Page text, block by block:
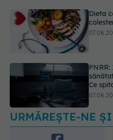
PNRR:
Ce
Ce
despre
este
URMĂREȘTE-NE